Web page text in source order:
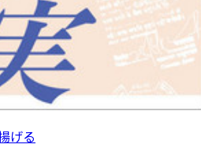
げる